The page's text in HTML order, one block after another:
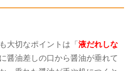
大切なポイントは「 液だれしな
醤油差しの口から醤油が垂れて